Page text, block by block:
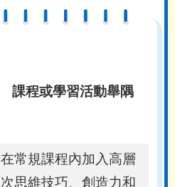
課程或學習活動舉隅
在常規課程內加入高層
次思維技巧、創造力和